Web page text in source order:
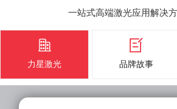
一站式高端激光应用解决

力星激光

品牌故事